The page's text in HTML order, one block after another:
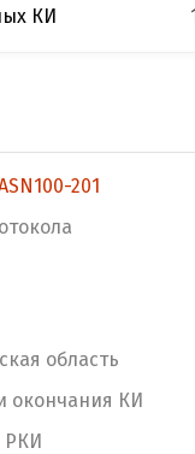
КИ
201
область
окончания КИ
РКИ